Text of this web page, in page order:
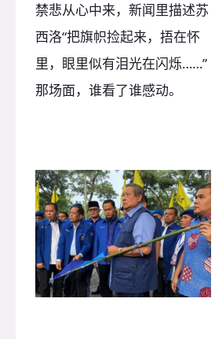
禁悲从心中来，新闻里描述苏
西洛“把旗帜捡起来，捂在怀
里，眼里似有泪光在闪烁……”
那场面，谁看了谁感动。